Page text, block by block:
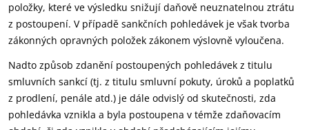
položky, které ve výsledku snižují daňově neuznatelnou ztrátu
z postoupení. V případě sankčních pohledávek je však tvorba
zákonných opravných položek zákonem výslovně vyloučena.
Nadto způsob zdanění postoupených pohledávek z titulu
smluvních sankcí (tj. z titulu smluvní pokuty, úroků a poplatků
z prodlení, penále atd.) je dále odvislý od skutečnosti, zda
pohledávka vznikla a byla postoupena v témže zdaňovacím